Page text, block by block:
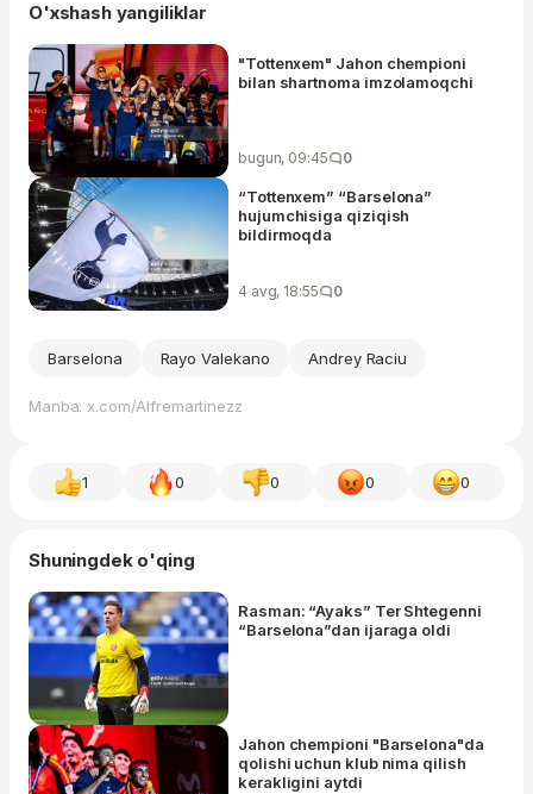
O'xshash yangiliklar
"Tottenxem" Jahon chempioni
bilan shartnoma imzolamoqchi
bugun, 09:45 0
“Tottenxem” “Barselona”
hujumchisiga qiziqish
bildirmoqda
4 avg, 18:55 0
Barselona Rayo Valekano Andrey Raciu
Manba: x.com/Alfremartinezz
1 0 0 0 0
Shuningdek o'qing
Rasman: “Ayaks” Ter Shtegenni
“Barselona”dan ijaraga oldi
Jahon chempioni "Barselona"da
qolishi uchun klub nima qilish
kerakligini aytdi